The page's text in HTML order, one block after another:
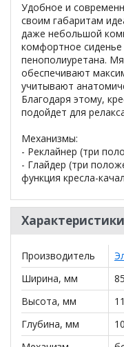
Удобное и
своим габаритам
даже небольшой
комфортное сиденье
пенополиуретана.
обеспечивают
учитывают
Благодаря этому,
подойдет для
Механизмы:
- Реклайнер (три
- Глайдер (три
функция кресла-
Три основные
- Стандарт –
состоянии
- TV – режим,
долгого
случае спинка
подставка для ног.
- Релакс – это режим
Спинка мягко
горизонтальное
Производитель
Ширина, мм
Высота, мм
Глубина, мм